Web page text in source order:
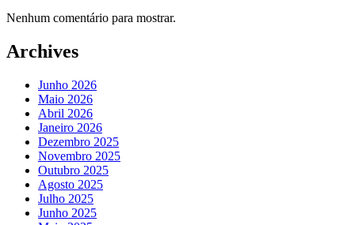
Nenhum comentário para mostrar.
Archives
Junho 2026
Maio 2026
Abril 2026
Janeiro 2026
Dezembro 2025
Novembro 2025
Outubro 2025
Agosto 2025
Julho 2025
Junho 2025